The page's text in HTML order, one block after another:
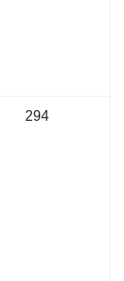
294